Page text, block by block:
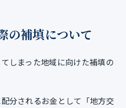
の補填について
しまった地域に向けた補填の
分されるお金として「地方交